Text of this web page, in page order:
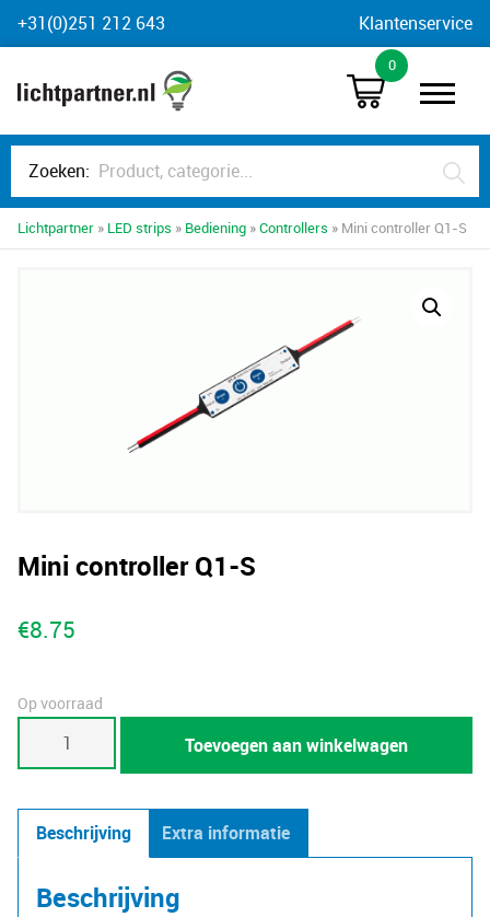
Skip
to
+31(0)251 212 643 Klantenservice
0
Zoeken:
Lichtpartner » LED strips » Bediening »Controllers » Mini controller Q1-S
Mini controller Q1-S
€8.75
Op voorraad
Toevoegen aan winkelwagen
Beschrijving Extra informatie
Beschrijving